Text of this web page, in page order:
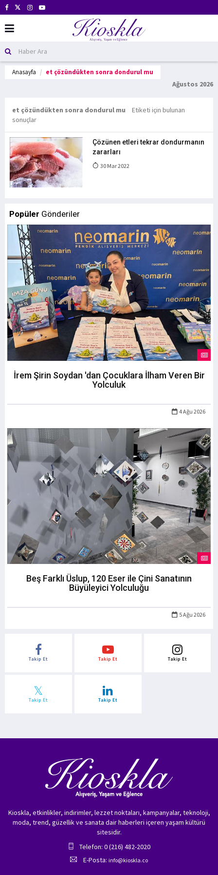
Anasayfa et çözündükten sonra dondurul mu
Ağustos 2026
et çözündükten sonra dondurul mu
Etiketi için bulunan
sonuçlar
Çözünen etleri tekrar dondurmanın
zararları
30 Mar 2022
Popüler Gönderiler
İrem Şirin Soydan 'dan Çocuklara İlham Veren Bir
Yolculuk
4 Ağu 2026
Beş Farklı Üslup, 120 Eser ile Çini Sanatının
Büyüleyici Yolculuğu
5 Ağu 2026
Takip Et Takip Et Takip Et
Takip Et Takip Et
Kioskla, etkinlikler, indirimler, lezzet noktaları, kampanyalar, teknoloji,
moda, trend, güzellik ve sanata dair haberleri içeren yaşam kültürü
sitesidir.
Telefon: 0 (216) 482-2020
E-Posta: info@kioskla.co